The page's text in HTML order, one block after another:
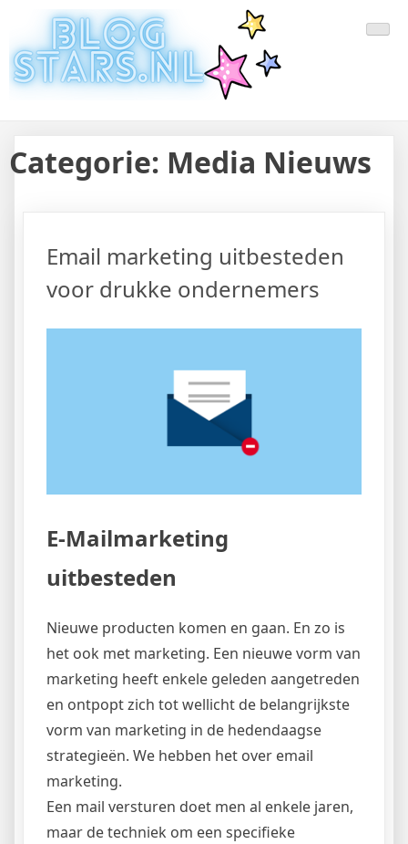
Doorgaan
inhoud
Laatste Nieuws Uit De Media
Van Nederland En Buitenland
Blogger Nieuws, Tips, Trends en Aanbiedingen
Categorie: Media Nieuws
Email marketing uitbesteden
voor drukke ondernemers
E-Mailmarketing
uitbesteden
Nieuwe producten komen en gaan. En zo is
het ook met marketing. Een nieuwe vorm van
marketing heeft enkele geleden aangetreden
en ontpopt zich tot wellicht de belangrijkste
vorm van marketing in de hedendaagse
strategieën. We hebben het over email
marketing.
Een mail versturen doet men al enkele jaren,
maar de techniek om een specifieke